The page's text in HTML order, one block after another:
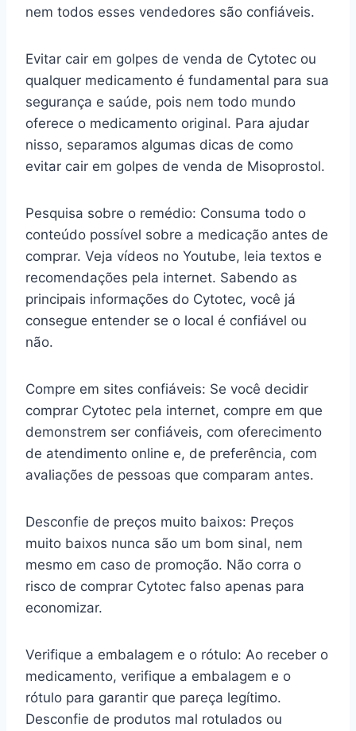
nem todos esses vendedores são confiáveis.
Evitar cair em golpes de venda de Cytotec ou
qualquer medicamento é fundamental para sua
segurança e saúde, pois nem todo mundo
oferece o medicamento original. Para ajudar
nisso, separamos algumas dicas de como
evitar cair em golpes de venda de Misoprostol.
Pesquisa sobre o remédio: Consuma todo o
conteúdo possível sobre a medicação antes de
comprar. Veja vídeos no Youtube, leia textos e
recomendações pela internet. Sabendo as
principais informações do Cytotec, você já
consegue entender se o local é confiável ou
não.
Compre em sites confiáveis: Se você decidir
comprar Cytotec pela internet, compre em que
demonstrem ser confiáveis, com oferecimento
de atendimento online e, de preferência, com
avaliações de pessoas que comparam antes.
Desconfie de preços muito baixos: Preços
muito baixos nunca são um bom sinal, nem
mesmo em caso de promoção. Não corra o
risco de comprar Cytotec falso apenas para
economizar.
Verifique a embalagem e o rótulo: Ao receber o
medicamento, verifique a embalagem e o
rótulo para garantir que pareça legítimo.
Desconfie de produtos mal rotulados ou